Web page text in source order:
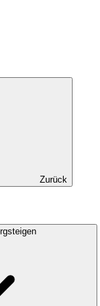
Zurück